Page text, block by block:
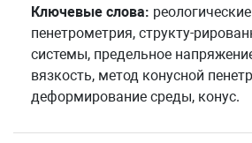
Ключевые слова:
пенетрометрия, структу-
системы, предельное
вязкость, метод конусной
деформирование среды, конус.